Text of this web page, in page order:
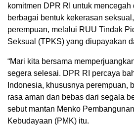
komitmen DPR RI untuk
berbagai bentuk kekerasan
perempuan, melalui RUU Tindak
Seksual (TPKS) yang diupayakan
“Mari kita bersama
segera selesai. DPR RI percaya
Indonesia, khususnya perempuan,
rasa aman dan bebas dari segala
sebut mantan Menko
Kebudayaan (PMK) itu.